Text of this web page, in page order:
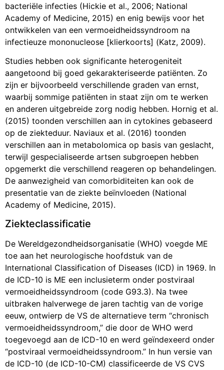
bacteriële infecties (Hickie et al., 2006; National
Academy of Medicine, 2015) en enig bewijs voor het
ontwikkelen van een vermoeidheidssyndroom na
infectieuze mononucleose [klierkoorts] (Katz, 2009).
Studies hebben ook significante heterogeniteit
aangetoond bij goed gekarakteriseerde patiënten. Zo
zijn er bijvoorbeeld verschillende graden van ernst,
waarbij sommige patiënten in staat zijn om te werken
en anderen uitgebreide zorg nodig hebben. Hornig et al.
(2015) toonden verschillen aan in cytokines gebaseerd
op de ziekteduur. Naviaux et al. (2016) toonden
verschillen aan in metabolomica op basis van geslacht,
terwijl gespecialiseerde artsen subgroepen hebben
opgemerkt die verschillend reageren op behandelingen.
De aanwezigheid van comorbiditeiten kan ook de
presentatie van de ziekte beïnvloeden (National
Academy of Medicine, 2015).
Ziekteclassificatie
De Wereldgezondheidsorganisatie (WHO) voegde ME
toe aan het neurologische hoofdstuk van de
International Classification of Diseases (ICD) in 1969. In
de ICD-10 is ME een inclusieterm onder postviraal
vermoeidheidssyndroom (code G93.3). Na twee
uitbraken halverwege de jaren tachtig van de vorige
eeuw, ontwierp de VS de alternatieve term “chronisch
vermoeidheidssyndroom,” die door de WHO werd
toegevoegd aan de ICD-10 en werd geïndexeerd onder
“postviraal vermoeidheidssyndroom.” In hun versie van
de ICD-10 (de ICD-10-CM) classificeerde de VS CVS